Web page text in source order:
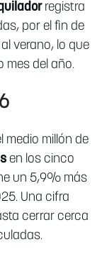
registra
por el fin de
verano, lo que
mes del año.
medio millón de
en los cinco
un 5,9% más
Una cifra
cerrar cerca